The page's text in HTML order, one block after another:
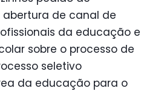
de canal de
da educação e
sobre o processo de
seletivo
da educação para o